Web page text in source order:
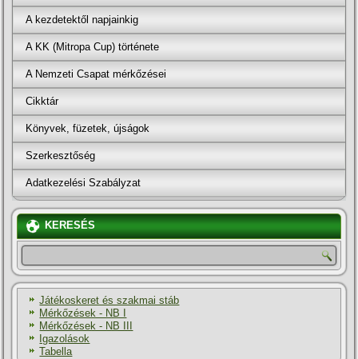
A kezdetektől napjainkig
A KK (Mitropa Cup) története
A Nemzeti Csapat mérkőzései
Cikktár
Könyvek, füzetek, újságok
Szerkesztőség
Adatkezelési Szabályzat
KERESÉS
Játékoskeret és szakmai stáb
Mérkőzések - NB I
Mérkőzések - NB III
Igazolások
Tabella